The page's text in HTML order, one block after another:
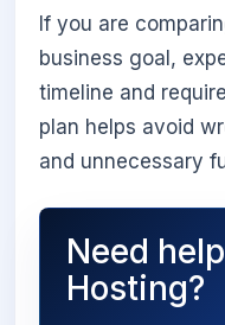
If you are
business goal,
timeline and
plan helps avoid
and unnecessary
Need
Hosting?